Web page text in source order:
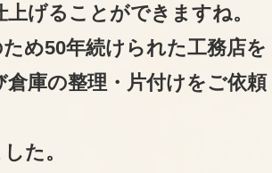
げることができますね。
め50年続けられた工務店を
庫の整理・片付けをご依頼
た。